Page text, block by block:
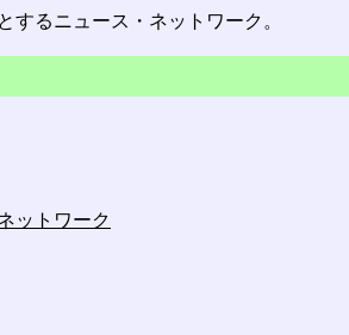
するニュース・ネットワーク。
ットワーク